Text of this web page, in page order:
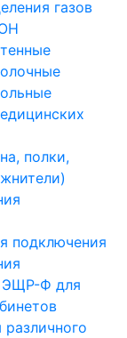
газов
полки,
подключения
ЭЩР-Ф для